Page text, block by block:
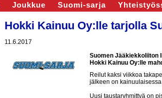
Joukkue Suomi-sarja
Hokki Kainuu Oy:lle tarjolla
11.6.2017
Suomen Jääkiekkoliiton
Hokki Kainuu Oy:lle
Reilut kaksi viikkoa
jälkeen on
Uusi taustaryhmittyä on